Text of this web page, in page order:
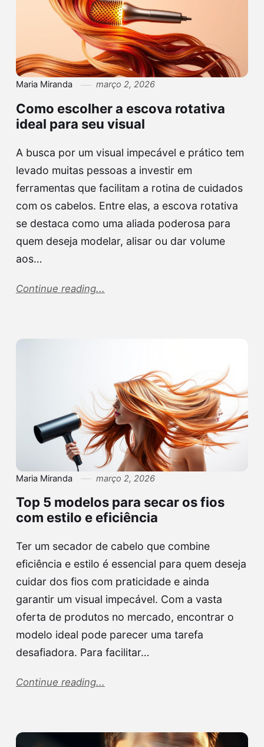
Maria Miranda março 2, 2026
Como escolher a escova rotativa
ideal para seu visual
A busca por um visual impecável e prático tem
levado muitas pessoas a investir em
ferramentas que facilitam a rotina de cuidados
com os cabelos. Entre elas, a escova rotativa
se destaca como uma aliada poderosa para
quem deseja modelar, alisar ou dar volume
aos…
Continue reading...
Maria Miranda março 2, 2026
Top 5 modelos para secar os fios
com estilo e eficiência
Ter um secador de cabelo que combine
eficiência e estilo é essencial para quem deseja
cuidar dos fios com praticidade e ainda
garantir um visual impecável. Com a vasta
oferta de produtos no mercado, encontrar o
modelo ideal pode parecer uma tarefa
desafiadora. Para facilitar…
Continue reading...